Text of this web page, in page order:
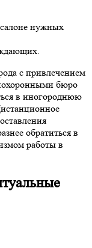
нужных
с привлечением
бюро
в иногороднюю
обратиться в
работы в